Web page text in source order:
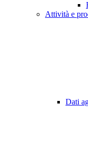
Attività e
Dati